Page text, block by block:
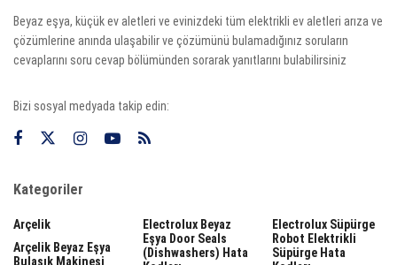
Beyaz eşya, küçük ev aletleri ve evinizdeki tüm elektrikli ev aletleri arıza ve
çözümlerine anında ulaşabilir ve çözümünü bulamadığınız soruların
cevaplarını soru cevap bölümünden sorarak yanıtlarını bulabilirsiniz
Bizi sosyal medyada takip edin:
Kategoriler
Arçelik
Arçelik Beyaz Eşya
Bulaşık Makinesi
Electrolux Beyaz
Eşya Door Seals
(dishwashers) Hata
Electrolux Süpürge
Robot Elektrikli
Süpürge Hata